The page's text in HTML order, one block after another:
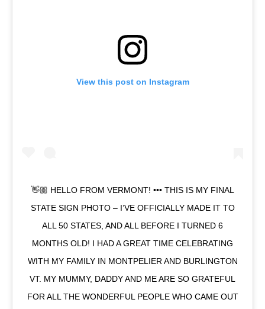
View this post on Instagram
👋🏼 HELLO FROM VERMONT! ••• THIS IS MY FINAL
STATE SIGN PHOTO – I’VE OFFICIALLY MADE IT TO
ALL 50 STATES, AND ALL BEFORE I TURNED 6
MONTHS OLD! I HAD A GREAT TIME CELEBRATING
WITH MY FAMILY IN MONTPELIER AND BURLINGTON
VT. MY MUMMY, DADDY AND ME ARE SO GRATEFUL
FOR ALL THE WONDERFUL PEOPLE WHO CAME OUT